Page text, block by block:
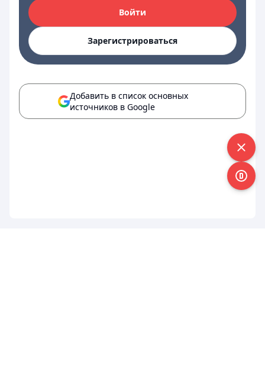
Войти
Зарегистрироваться
Добавить в список основных
источников в Google